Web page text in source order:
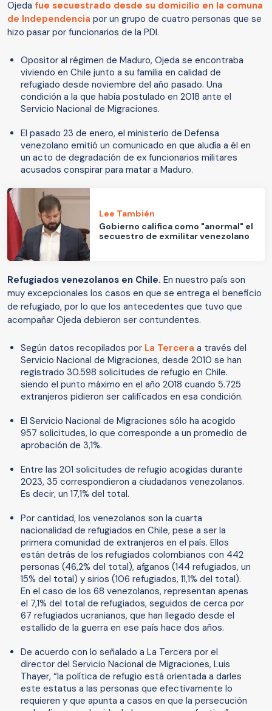
Ojeda fue secuestrado desde su domicilio en la comuna
de Independencia por un grupo de cuatro personas que se
hizo pasar por funcionarios de la PDI.
Opositor al régimen de Maduro, Ojeda se encontraba
viviendo en Chile junto a su familia en calidad de
refugiado desde noviembre del año pasado. Una
condición a la que había postulado en 2018 ante el
Servicio Nacional de Migraciones.
El pasado 23 de enero, el ministerio de Defensa
venezolano emitió un comunicado en que aludía a él en
un acto de degradación de ex funcionarios militares
acusados conspirar para matar a Maduro.
Lee También
Gobierno califica como "anormal" el
secuestro de exmilitar venezolano
Refugiados venezolanos en Chile. En nuestro país son
muy excepcionales los casos en que se entrega el beneficio
de refugiado, por lo que los antecedentes que tuvo que
acompañar Ojeda debieron ser contundentes.
Según datos recopilados por La Tercera a través del
Servicio Nacional de Migraciones, desde 2010 se han
registrado 30.598 solicitudes de refugio en Chile.
siendo el punto máximo en el año 2018 cuando 5.725
extranjeros pidieron ser calificados en esa condición.
El Servicio Nacional de Migraciones sólo ha acogido
957 solicitudes, lo que corresponde a un promedio de
aprobación de 3,1%.
Entre las 201 solicitudes de refugio acogidas durante
2023, 35 correspondieron a ciudadanos venezolanos.
Es decir, un 17,1% del total.
Por cantidad, los venezolanos son la cuarta
nacionalidad de refugiados en Chile, pese a ser la
primera comunidad de extranjeros en el país. Ellos
están detrás de los refugiados colombianos con 442
personas (46,2% del total), afganos (144 refugiados, un
15% del total) y sirios (106 refugiados, 11,1% del total).
En el caso de los 68 venezolanos, representan apenas
el 7,1% del total de refugiados, seguidos de cerca por
67 refugiados ucranianos, que han llegado desde el
estallido de la guerra en ese país hace dos años.
De acuerdo con lo señalado a La Tercera por el
director del Servicio Nacional de Migraciones, Luis
Thayer, “la política de refugio está orientada a darles
este estatus a las personas que efectivamente lo
requieren y que apunta a casos en que la persecución